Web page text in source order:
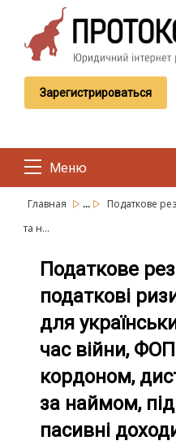
Зарегистрироваться
Меню
Главная ...
Податкове
та н...
Податкове
податкові
для
час війни,
кордоном,
за наймом,
пасивні